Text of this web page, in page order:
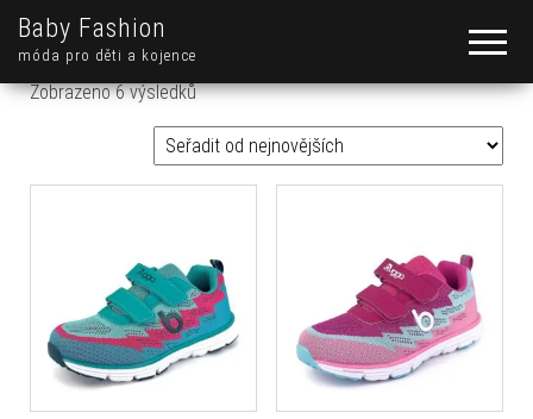
Baby Fashion
móda pro děti a kojence
Zobrazeno 6 výsledkůSeřazeno od nejnovějších